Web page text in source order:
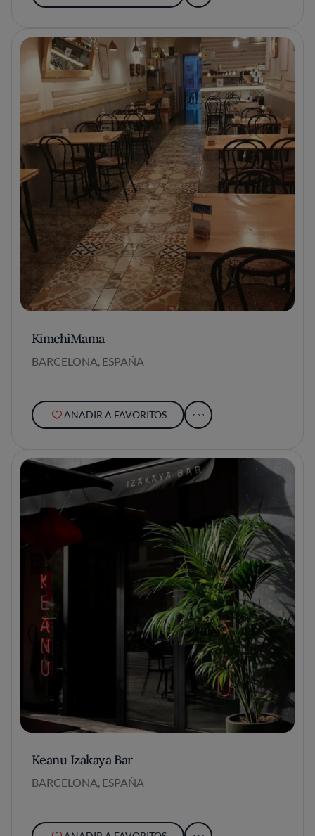
KimchiMama
BARCELONA, ESPAÑA
AÑADIR A FAVORITOS
Keanu Izakaya Bar
BARCELONA, ESPAÑA